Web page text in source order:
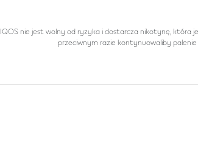
IQOS nie jest wolny od ryzyka i dostarcza nikotynę, która
przeciwnym razie kontynuowaliby